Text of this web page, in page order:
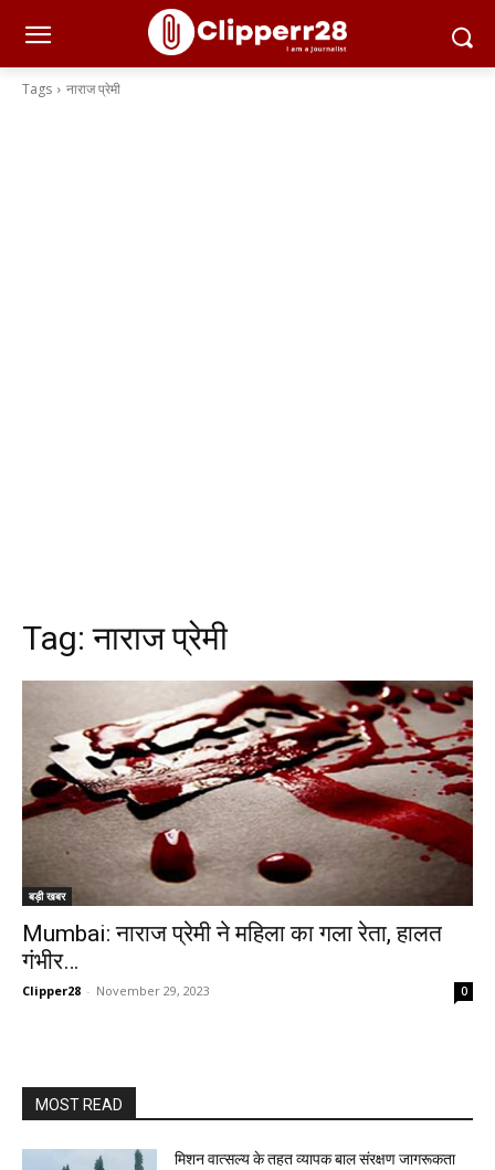
Tags नाराज प्रेमी
Tag:नाराज प्रेमी
बड़ी खबर
Mumbai: नाराज प्रेमी ने महिला का गला रेता, हालत
गंभीर…
Clipper28 - November 29, 2023 0
MOST READ
मिशन वात्सल्य के तहत व्यापक बाल संरक्षण जागरूकता